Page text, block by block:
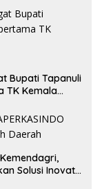
Bupati Tapanuli
TK Kemala
Solusi Inovatif